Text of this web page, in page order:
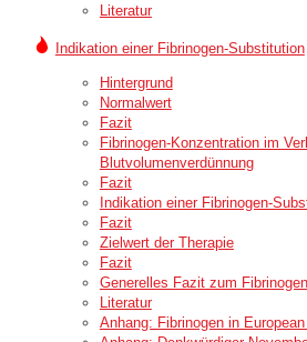
Literatur
Indikation einer Fibrinogen-Substitution
Hintergrund
Normalwert
Fazit
Fibrinogen-Konzentration im
Blutvolumenverdünnung
Fazit
Indikation einer Fibrinogen-
Fazit
Zielwert der Therapie
Fazit
Generelles Fazit zum Fibrinogen
Literatur
Anhang: Fibrinogen in